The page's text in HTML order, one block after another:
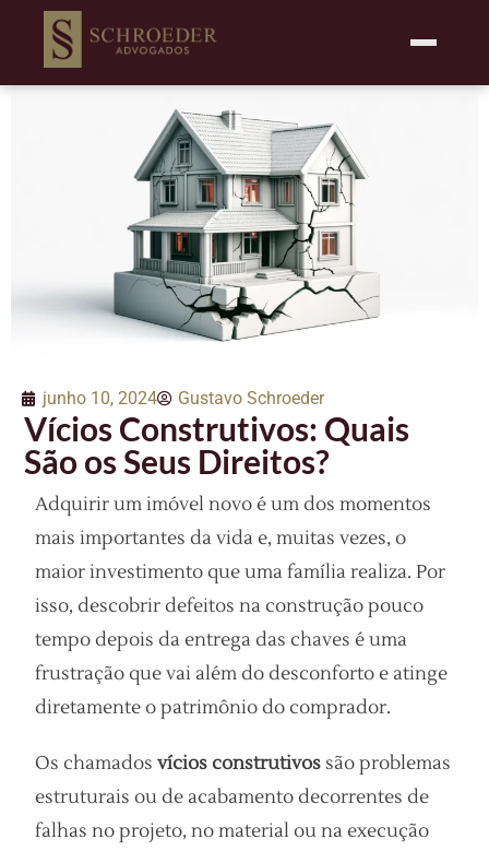
junho 10, 2024 Gustavo Schroeder
Vícios Construtivos: Quais
São os Seus Direitos?
Adquirir um imóvel novo é um dos momentos
mais importantes da vida e, muitas vezes, o
maior investimento que uma família realiza. Por
isso, descobrir defeitos na construção pouco
tempo depois da entrega das chaves é uma
frustração que vai além do desconforto e atinge
diretamente o patrimônio do comprador.
Os chamadosvícios construtivos são problemas
estruturais ou de acabamento decorrentes de
falhas no projeto, no material ou na execução